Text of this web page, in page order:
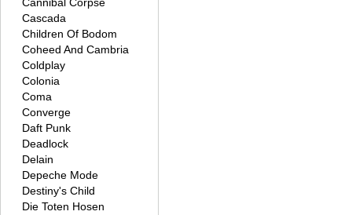
Cascada
Children Of Bodom
Coheed And Cambria
Coldplay
Colonia
Coma
Converge
Daft Punk
Deadlock
Delain
Depeche Mode
Destiny's Child
Die Toten Hosen